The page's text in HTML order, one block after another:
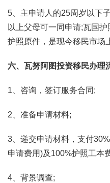
5、主申请人的25周岁以下
以上父母可一同申请;瓦国
护照原件，是现今移民市场
六、瓦努阿图投资移民办理
1、咨询，签订服务合同;
2、准备申请材料;
3、递交申请材料，支付
申请费用)及100%护照工本
4、背景调查;